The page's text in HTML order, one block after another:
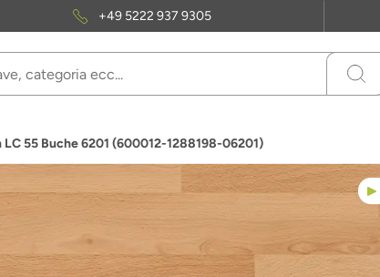
+49 5222 937 9305
55 Buche 6201 (600012-1288198-06201)